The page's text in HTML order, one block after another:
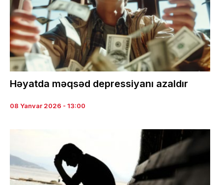
Həyatda məqsəd depressiyanı azaldır
08 Yanvar 2026 - 13:00